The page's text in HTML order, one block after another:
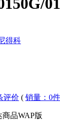
得科
评价 ( 销量：0件